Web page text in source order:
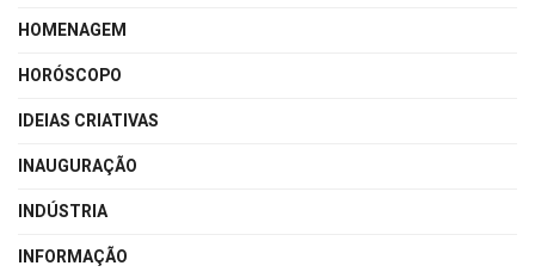
HOMENAGEM
HORÓSCOPO
IDEIAS CRIATIVAS
INAUGURAÇÃO
INDÚSTRIA
INFORMAÇÃO